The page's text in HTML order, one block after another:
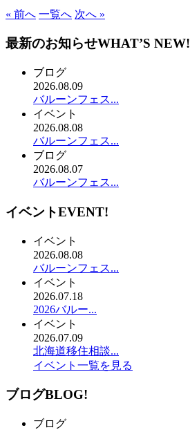
« 前へ 一覧へ 次へ »
最新のお知らせWHAT’S NEW!
ブログ
2026.08.09
バルーンフェス...
イベント
2026.08.08
バルーンフェス...
ブログ
2026.08.07
バルーンフェス...
イベントEVENT!
イベント
2026.08.08
バルーンフェス...
イベント
2026.07.18
2026バルー...
イベント
2026.07.09
北海道移住相談...
イベント一覧を見る
ブログBLOG!
ブログ